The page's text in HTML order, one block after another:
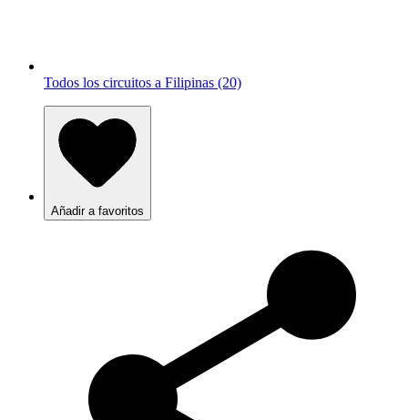
Todos los circuitos a Filipinas (20)
Añadir a favoritos